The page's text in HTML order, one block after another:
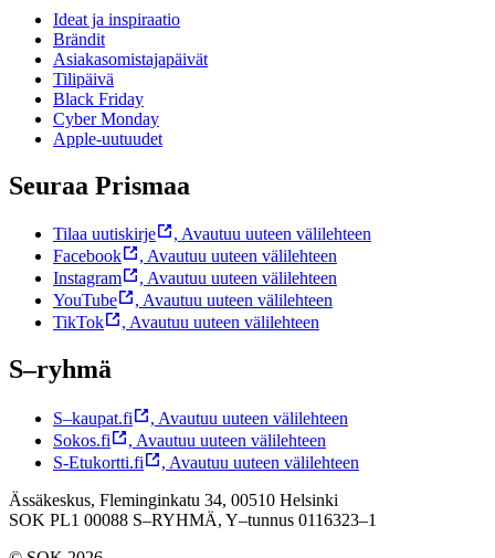
Ideat ja inspiraatio
Brändit
Asiakasomistajapäivät
Tilipäivä
Black Friday
Cyber Monday
Apple-uutuudet
Seuraa Prismaa
Tilaa uutiskirje , Avautuu uuteen välilehteen
Facebook
, Avautuu uuteen välilehteen
Instagram
, Avautuu uuteen välilehteen
YouTube
, Avautuu uuteen välilehteen
TikTok
, Avautuu uuteen välilehteen
S–ryhmä
S–kaupat.fi , Avautuu uuteen välilehteen
Sokos.fi
, Avautuu uuteen välilehteen
S-Etukortti.fi
, Avautuu uuteen välilehteen
Ässäkeskus, Fleminginkatu 34, 00510 Helsinki
SOK PL1 00088 S–RYHMÄ, Y–tunnus 0116323–1